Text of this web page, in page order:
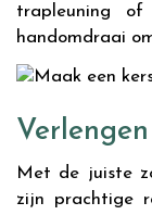
trapleuning
handomdraai
Met de juiste
zijn prachtige